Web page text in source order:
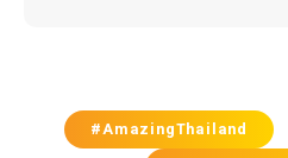
#AmazingThailand